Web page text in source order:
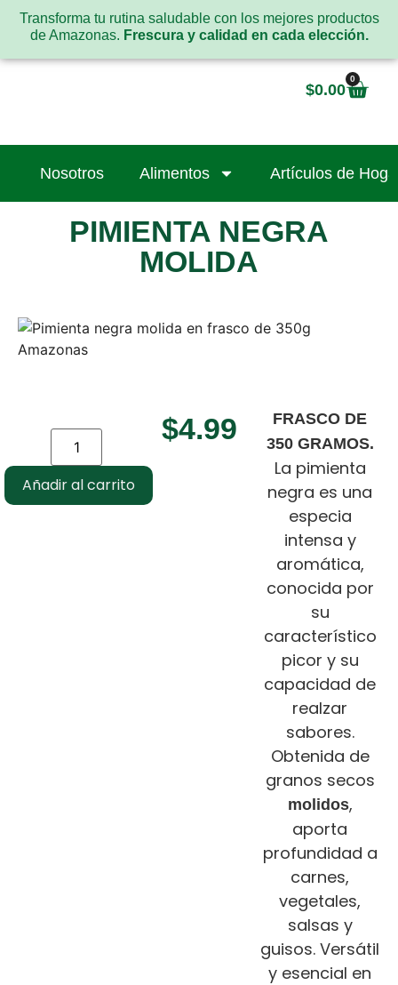
Transforma tu rutina saludable con los mejores productos
de Amazonas. Frescura y calidad en cada elección.
$0.00
0
Nosotros Alimentos Artículos de
PIMIENTA NEGRA
MOLIDA
Añadir al carrito
$4.99
FRASCO DE
350 GRAMOS.
La pimienta
negra es una
especia
intensa y
aromática,
conocida por
su
característico
picor y su
capacidad de
realzar
sabores.
Obtenida de
granos secos
molidos,
aporta
profundidad a
carnes,
vegetales,
salsas y
guisos. Versátil
y esencial en